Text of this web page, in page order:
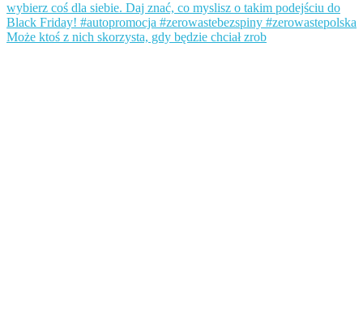
Może ktoś z nich skorzysta, gdy będzie chciał zrob